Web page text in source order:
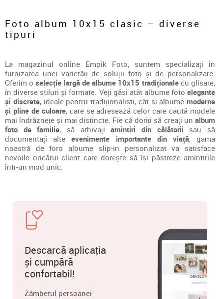
Foto album 10x15 clasic – diverse
tipuri
La magazinul online Empik Foto, suntem specializați în
furnizarea unei varietăți de soluții foto și de personalizare.
Oferim oselecție largă de albume 10x15 tradiționalecu glisare,
în diverse stiluri și formate. Veți găsi atât albume foto elegante
și discrete, ideale pentru tradiționaliști, cât și albume moderne
și pline de culoare, care se adresează celor care caută modele
mai îndrăznețe și mai distincte. Fie că doriți să creați un album
foto de familie, să arhivațiamintiri din călătorii sau să
documentați alteevenimente importante din viață, gama
noastră de foro albume slip-in personalizat va satisface
nevoile oricărui client care dorește să își păstreze amintirile
într-un mod unic.
Descarcă aplicația
și cumpără
confortabil!
Zâmbetul persoanei